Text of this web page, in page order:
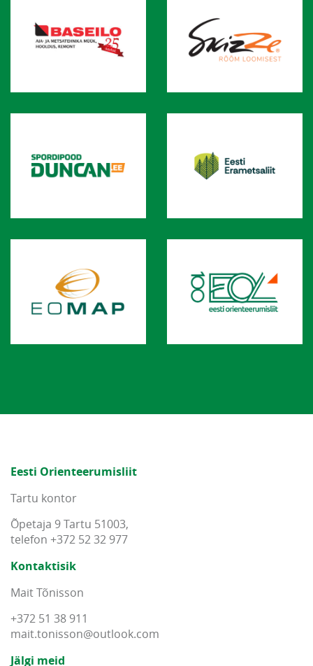
Eesti Orienteerumisliit
Tartu kontor
Õpetaja 9 Tartu 51003,
telefon +372 52 32 977
Kontaktisik
Mait Tõnisson
+372 51 38 911
mait.tonisson@outlook.com
Jälgi meid